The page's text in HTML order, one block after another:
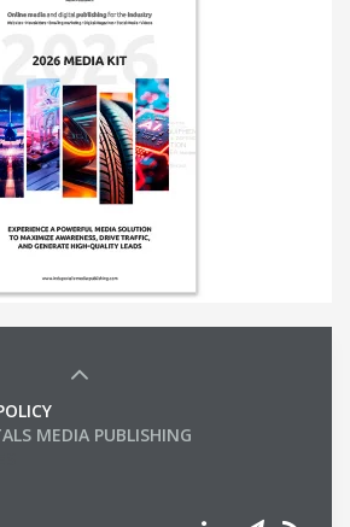
MEDIA PUBLISHING